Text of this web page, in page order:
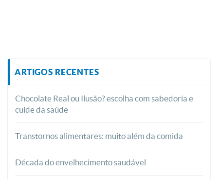
ARTIGOS RECENTES
Chocolate Real ou Ilusão? escolha com sabedoria e
cuide da saúde
Transtornos alimentares: muito além da comida
Década do envelhecimento saudável